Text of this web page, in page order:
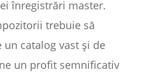
înregistrări master.
trebuie să
catalog vast și de
un profit semnificativ